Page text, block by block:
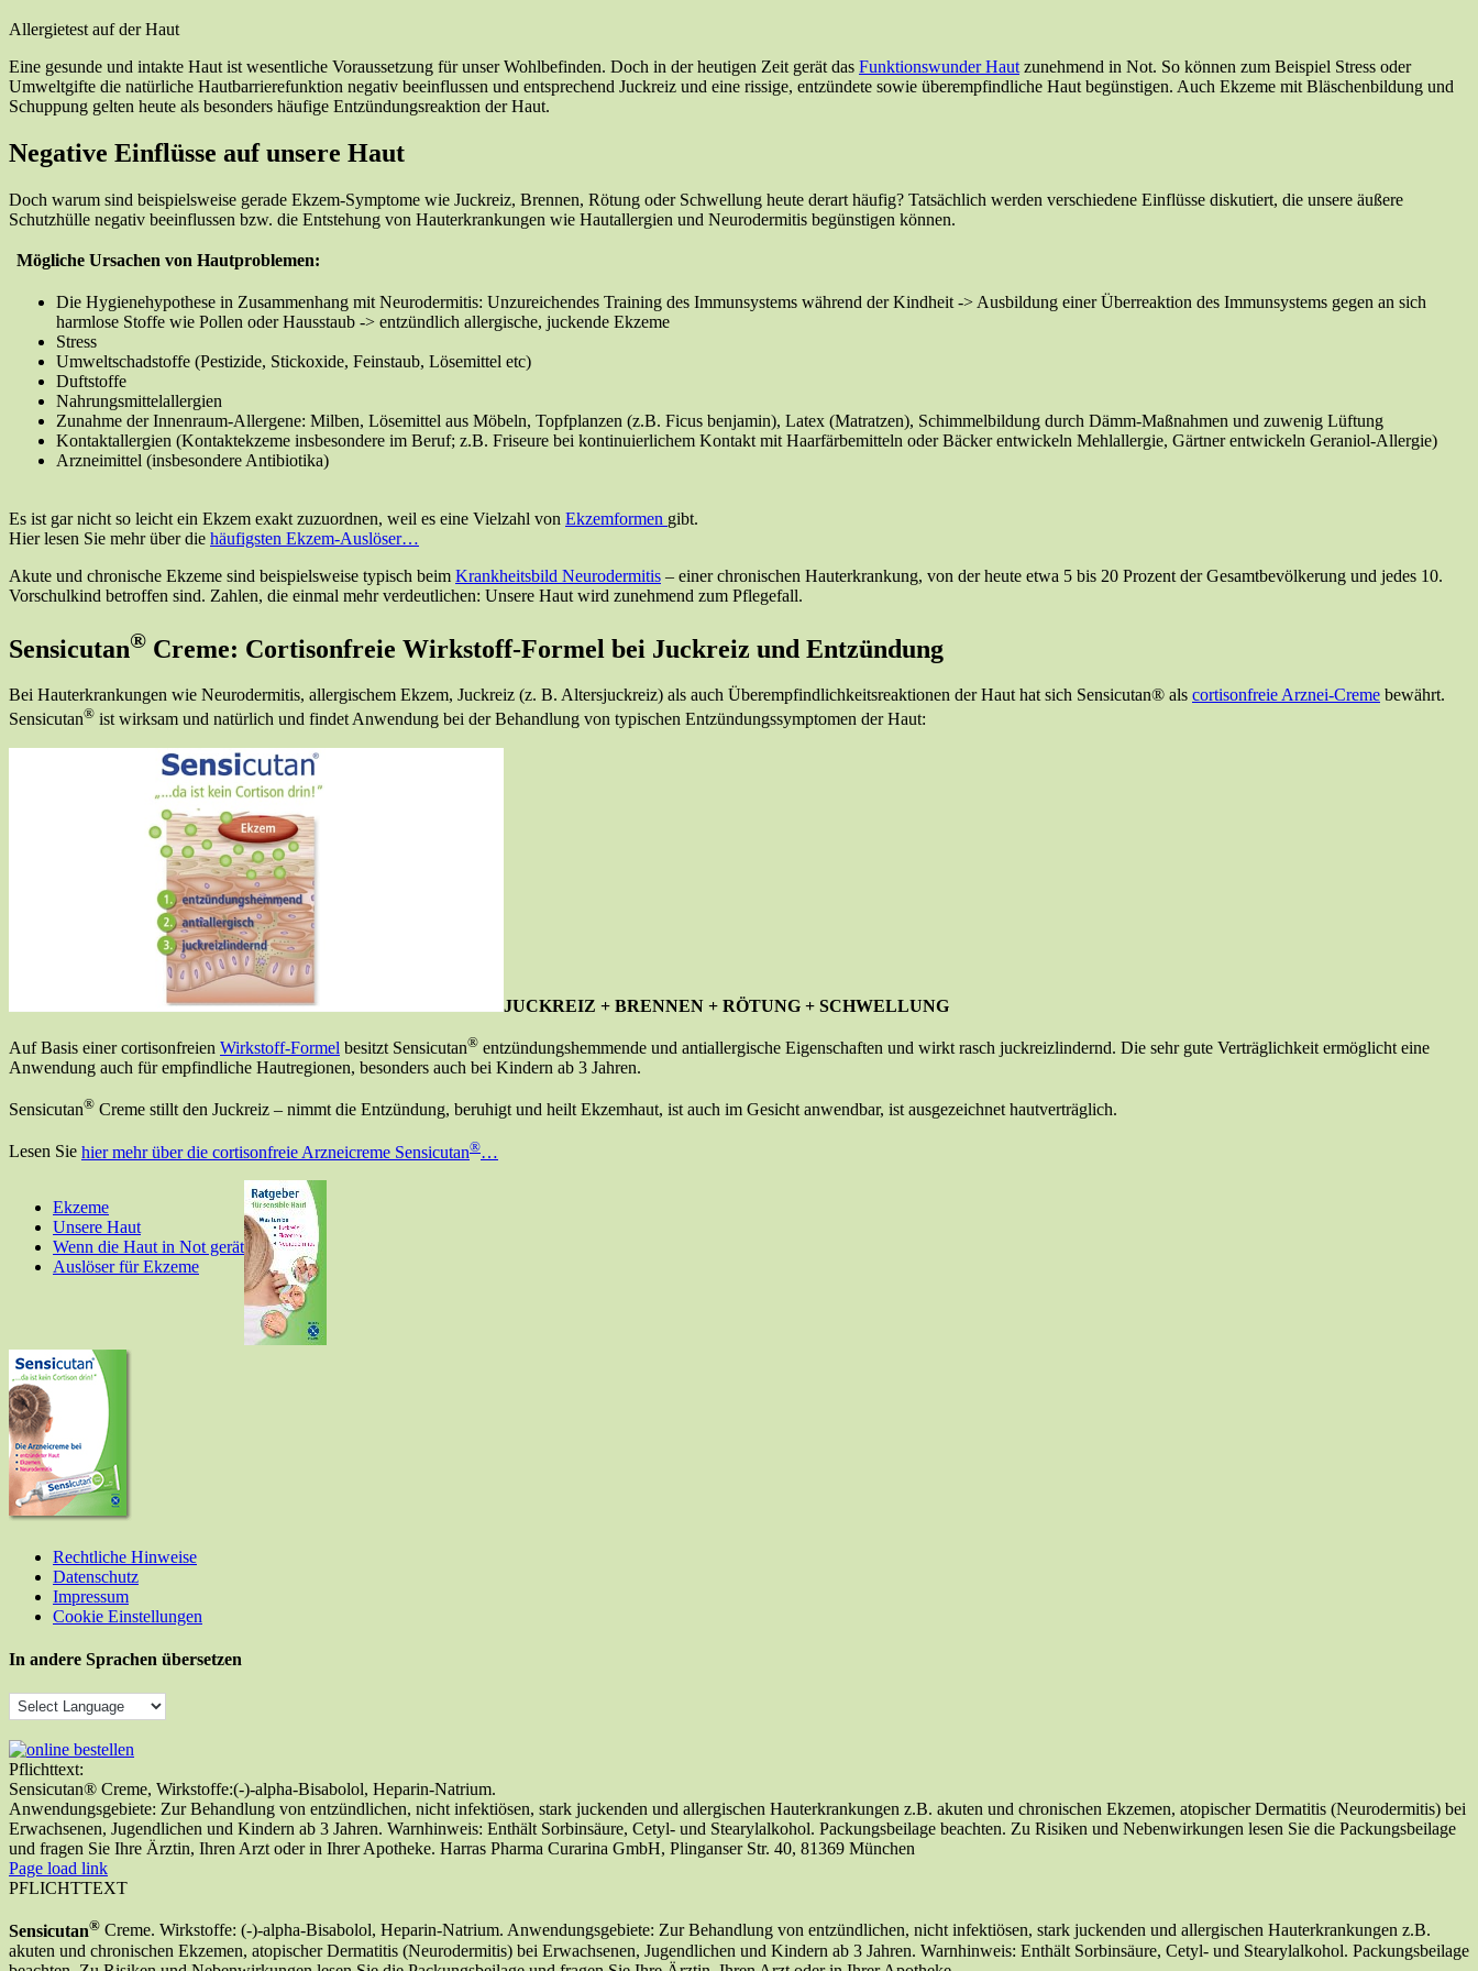
Allergietest auf der Haut
Eine gesunde und intakte Haut ist wesentliche Voraussetzung für unser Wohlbefinden. Doch in der heutigen Zeit gerät das Funktionswunder Haut zunehmend in Not. So können zum Beispiel Stress oder
Umweltgifte die natürliche Hautbarrierefunktion negativ beeinflussen und entsprechend Juckreiz und eine rissige, entzündete sowie überempfindliche Haut begünstigen. Auch Ekzeme mit Bläschenbildung und
Schuppung gelten heute als besonders häufige Entzündungsreaktion der Haut.
Negative Einflüsse auf unsere Haut
Doch warum sind beispielsweise gerade Ekzem-Symptome wie Juckreiz, Brennen, Rötung oder Schwellung heute derart häufig? Tatsächlich werden verschiedene Einflüsse diskutiert, die unsere äußere
Schutzhülle negativ beeinflussen bzw. die Entstehung von Hauterkrankungen wie Hautallergien und Neurodermitis begünstigen können.
Mögliche Ursachen von Hautproblemen:
Die Hygienehypothese in Zusammenhang mit Neurodermitis: Unzureichendes Training des Immunsystems während der Kindheit -> Ausbildung einer Überreaktion des Immunsystems gegen an sich
harmlose Stoffe wie Pollen oder Hausstaub -> entzündlich allergische, juckende Ekzeme
Stress
Umweltschadstoffe (Pestizide, Stickoxide, Feinstaub, Lösemittel etc)
Duftstoffe
Nahrungsmittelallergien
Zunahme der Innenraum-Allergene: Milben, Lösemittel aus Möbeln, Topfplanzen (z.B. Ficus benjamin), Latex (Matratzen), Schimmelbildung durch Dämm-Maßnahmen und zuwenig Lüftung
Kontaktallergien (Kontaktekzeme insbesondere im Beruf; z.B. Friseure bei kontinuierlichem Kontakt mit Haarfärbemitteln oder Bäcker entwickeln Mehlallergie, Gärtner entwickeln Geraniol-Allergie)
Arzneimittel (insbesondere Antibiotika)
Es ist gar nicht so leicht ein Ekzem exakt zuzuordnen, weil es eine Vielzahl von Ekzemformen gibt.
Hier lesen Sie mehr über die häufigsten Ekzem-Auslöser…
Akute und chronische Ekzeme sind beispielsweise typisch beim Krankheitsbild Neurodermitis – einer chronischen Hauterkrankung, von der heute etwa 5 bis 20 Prozent der Gesamtbevölkerung und jedes 10.
Vorschulkind betroffen sind. Zahlen, die einmal mehr verdeutlichen: Unsere Haut wird zunehmend zum Pflegefall.
Sensicutan® Creme: Cortisonfreie Wirkstoff-Formel bei Juckreiz und Entzündung
Bei Hauterkrankungen wie Neurodermitis, allergischem Ekzem, Juckreiz (z. B. Altersjuckreiz) als auch Überempfindlichkeitsreaktionen der Haut hat sich Sensicutan® als cortisonfreie Arznei-Creme bewährt.
Sensicutan® ist wirksam und natürlich und findet Anwendung bei der Behandlung von typischen Entzündungssymptomen der Haut:
JUCKREIZ + BRENNEN + RÖTUNG + SCHWELLUNG
Auf Basis einer cortisonfreien Wirkstoff-Formel besitzt Sensicutan® entzündungshemmende und antiallergische Eigenschaften und wirkt rasch juckreizlindernd. Die sehr gute Verträglichkeit ermöglicht eine
Anwendung auch für empfindliche Hautregionen, besonders auch bei Kindern ab 3 Jahren.
Sensicutan® Creme stillt den Juckreiz – nimmt die Entzündung, beruhigt und heilt Ekzemhaut, ist auch im Gesicht anwendbar, ist ausgezeichnet hautverträglich.
Lesen Sie hier mehr über die cortisonfreie Arzneicreme Sensicutan®…
Ekzeme
Unsere Haut
Wenn die Haut in Not gerät
Auslöser für Ekzeme
Rechtliche Hinweise
Datenschutz
Impressum
Cookie Einstellungen
In andere Sprachen übersetzen
Pflichttext:
Sensicutan® Creme, Wirkstoffe:(-)-alpha-Bisabolol, Heparin-Natrium.
Anwendungsgebiete: Zur Behandlung von entzündlichen, nicht infektiösen, stark juckenden und allergischen Hauterkrankungen z.B. akuten und chronischen Ekzemen, atopischer Dermatitis (Neurodermitis) bei
Erwachsenen, Jugendlichen und Kindern ab 3 Jahren. Warnhinweis: Enthält Sorbinsäure, Cetyl- und Stearylalkohol. Packungsbeilage beachten. Zu Risiken und Nebenwirkungen lesen Sie die Packungsbeilage
und fragen Sie Ihre Ärztin, Ihren Arzt oder in Ihrer Apotheke. Harras Pharma Curarina GmbH, Plinganser Str. 40, 81369 München
Page load link
PFLICHTTEXT
Sensicutan® Creme. Wirkstoffe: (-)-alpha-Bisabolol, Heparin-Natrium. Anwendungsgebiete: Zur Behandlung von entzündlichen, nicht infektiösen, stark juckenden und allergischen Hauterkrankungen z.B.
akuten und chronischen Ekzemen, atopischer Dermatitis (Neurodermitis) bei Erwachsenen, Jugendlichen und Kindern ab 3 Jahren. Warnhinweis: Enthält Sorbinsäure, Cetyl- und Stearylalkohol. Packungsbeilage